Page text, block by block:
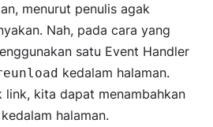
menurut penulis agak
Nah, pada cara yang
satu Event Handler
kedalam halaman.
link, kita dapat menambahkan
halaman.